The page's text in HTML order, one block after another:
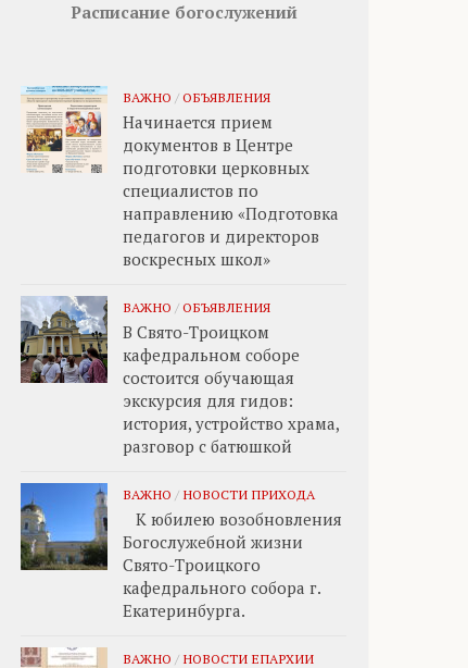
Расписание богослужений
ВАЖНО / ОБЪЯВЛЕНИЯ
Начинается прием
документов в Центре
подготовки церковных
специалистов по
направлению «Подготовка
педагогов и директоров
воскресных школ»
ВАЖНО / ОБЪЯВЛЕНИЯ
В Свято-Троицком
кафедральном соборе
состоится обучающая
экскурсия для гидов:
история, устройство храма,
разговор с батюшкой
ВАЖНО / НОВОСТИ ПРИХОДА
К юбилею возобновления
Богослужебной жизни
Свято-Троицкого
кафедрального собора г.
Екатеринбурга.
ВАЖНО / НОВОСТИ ЕПАРХИИ